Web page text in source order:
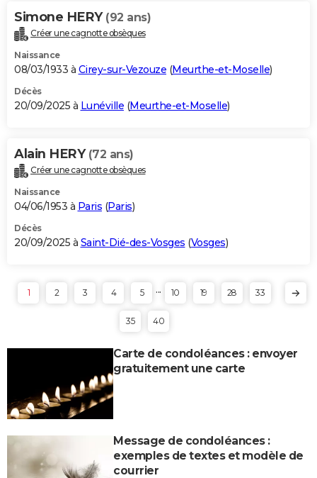
Simone HERY (92 ans)
Créer une cagnotte obsèques
Naissance
08/03/1933 à Cirey-sur-Vezouze (Meurthe-et-Moselle)
Décès
20/09/2025 à Lunéville (Meurthe-et-Moselle)
Alain HERY (72 ans)
Créer une cagnotte obsèques
Naissance
04/06/1953 à Paris (Paris)
Décès
20/09/2025 à Saint-Dié-des-Vosges (Vosges)
1 2 3 4 5 ... 10 19 28 33
35 40
Carte de condoléances : envoyer
gratuitement une carte
Message de condoléances :
exemples de textes et modèle de
courrier